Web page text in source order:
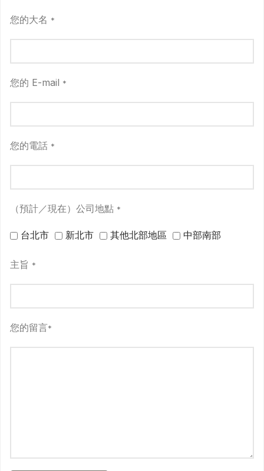
您的大名 *
您的 E-mail *
您的電話 *
（預計／現在）公司地點 *
台北市 新北市 其他北部地區 中部南部
主旨 *
您的留言*